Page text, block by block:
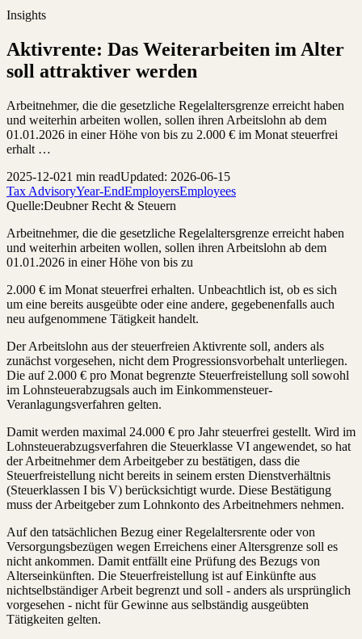
Insights
Aktivrente: Das Weiterarbeiten im Alter
soll attraktiver werden
Arbeitnehmer, die die gesetzliche Regelaltersgrenze erreicht haben
und weiterhin arbeiten wollen, sollen ihren Arbeitslohn ab dem
01.01.2026 in einer Höhe von bis zu 2.000 € im Monat steuerfrei
erhalt …
2025-12-021 min readUpdated: 2026-06-15
Tax AdvisoryYear-EndEmployersEmployees
Quelle:Deubner Recht & Steuern
Arbeitnehmer, die die gesetzliche Regelaltersgrenze erreicht haben
und weiterhin arbeiten wollen, sollen ihren Arbeitslohn ab dem
01.01.2026 in einer Höhe von bis zu
2.000 € im Monat steuerfrei erhalten. Unbeachtlich ist, ob es sich
um eine bereits ausgeübte oder eine andere, gegebenenfalls auch
neu aufgenommene Tätigkeit handelt.
Der Arbeitslohn aus der steuerfreien Aktivrente soll, anders als
zunächst vorgesehen, nicht dem Progressionsvorbehalt unterliegen.
Die auf 2.000 € pro Monat begrenzte Steuerfreistellung soll sowohl
im Lohnsteuerabzugsals auch im Einkommensteuer-
Veranlagungsverfahren gelten.
Damit werden maximal 24.000 € pro Jahr steuerfrei gestellt. Wird im
Lohnsteuerabzugsverfahren die Steuerklasse VI angewendet, so hat
der Arbeitnehmer dem Arbeitgeber zu bestätigen, dass die
Steuerfreistellung nicht bereits in seinem ersten Dienstverhältnis
(Steuerklassen I bis V) berücksichtigt wurde. Diese Bestätigung
muss der Arbeitgeber zum Lohnkonto des Arbeitnehmers nehmen.
Auf den tatsächlichen Bezug einer Regelaltersrente oder von
Versorgungsbezügen wegen Erreichens einer Altersgrenze soll es
nicht ankommen. Damit entfällt eine Prüfung des Bezugs von
Alterseinkünften. Die Steuerfreistellung ist auf Einkünfte aus
nichtselbständiger Arbeit begrenzt und soll - anders als ursprünglich
vorgesehen - nicht für Gewinne aus selbständig ausgeübten
Tätigkeiten gelten.